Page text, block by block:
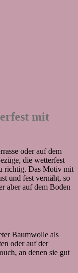
mit
oder auf dem
die wetterfest
richtig. Das Motiv mit
und fest vernäht, so
aber auf dem Boden
Baumwolle als
oder auf der
an denen sie gut